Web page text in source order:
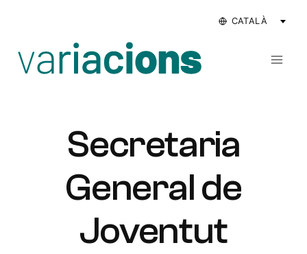
Secretaria
General de
Joventut